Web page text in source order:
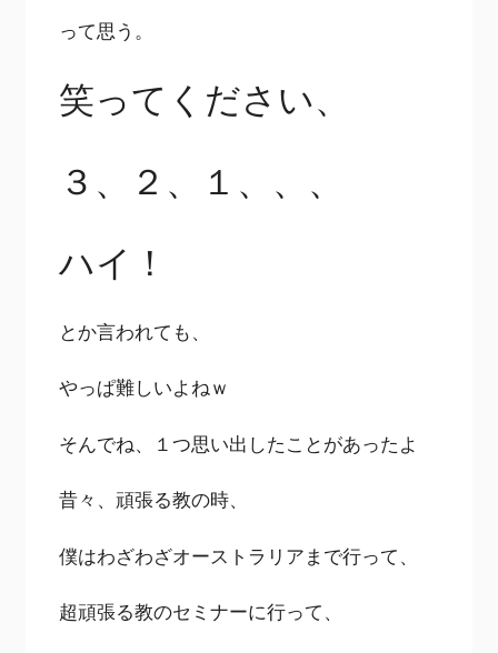
って思う。
笑ってください、
３、２、１、、、
ハイ！
とか言われても、
やっぱ難しいよねｗ
そんでね、１つ思い出したことがあったよ
昔々、頑張る教の時、
僕はわざわざオーストラリアまで行って、
超頑張る教のセミナーに行って、